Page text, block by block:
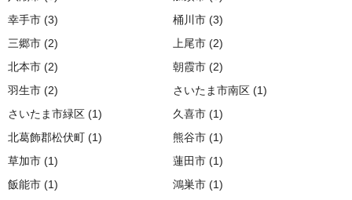
幸手市 (3) 桶川市 (3)
三郷市 (2) 上尾市 (2)
北本市 (2) 朝霞市 (2)
羽生市 (2) さいたま市南区 (1)
さいたま市緑区 (1) 久喜市 (1)
北葛飾郡松伏町 (1) 熊谷市 (1)
草加市 (1) 蓮田市 (1)
飯能市 (1) 鴻巣市 (1)